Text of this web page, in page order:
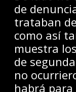
de
trataban
como así
muestra
de
no
habrá